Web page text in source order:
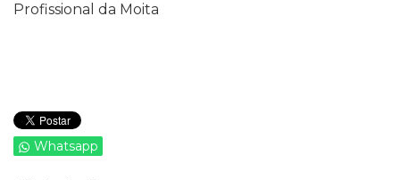
Profissional da Moita
Whatsapp